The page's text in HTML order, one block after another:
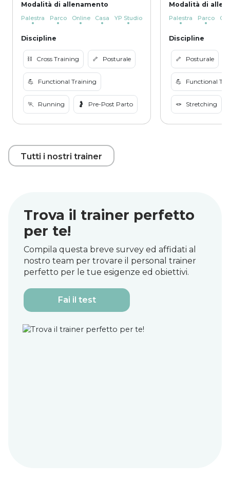
Modalità di allenamento
Palestra Parco Online Casa YP Studio
Discipline
⛓️ Cross Training 🦴 Posturale
💪 Functional Training
🏃 Running 🤰 Pre-Post Parto
Modalità di
Palestra Parco
Discipline
🦴 Posturale
💪 Functional
🪢 Stretching
Tutti i nostri trainer
Trova il trainer perfetto
per te!
Compila questa breve survey ed affidati al
nostro team per trovare il personal trainer
perfetto per le tue esigenze ed obiettivi.
Fai il test